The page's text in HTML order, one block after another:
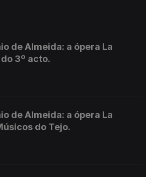
de Almeida: a ópera La
3º acto.
de Almeida: a ópera La
do Tejo.